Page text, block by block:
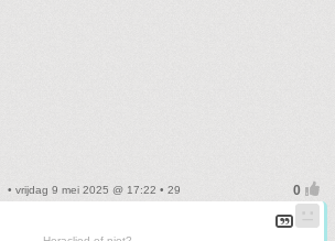
• vrijdag 9 mei 2025 @ 17:22 • 29